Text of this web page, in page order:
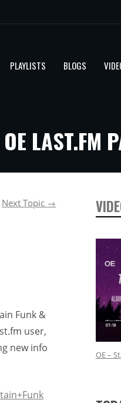
PLAYLISTS BLOGS
LAST.FM
Next Topic →
Funk &
user,
new info
OE –